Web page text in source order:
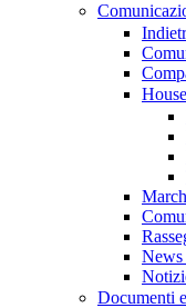
Documenti